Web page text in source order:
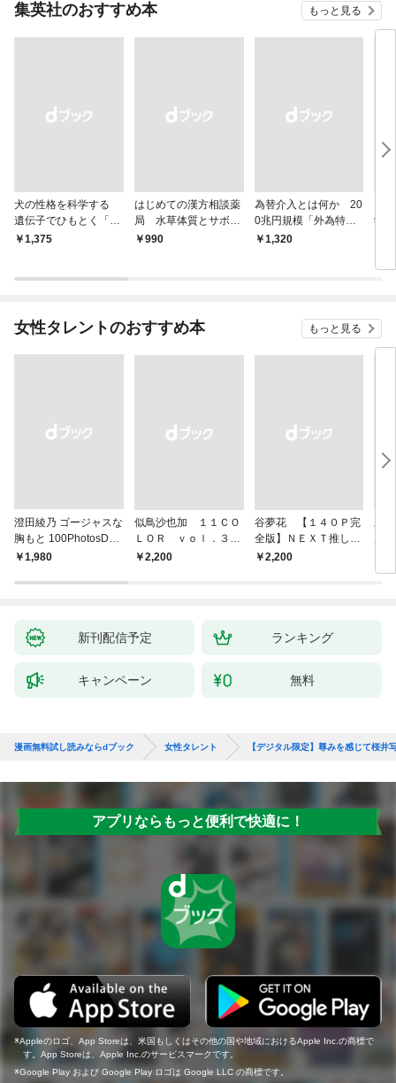
集英社のおすすめ本 もっと見る
犬の性格を科学する
遺伝子でひもとく「最
良の友」の進化
￥1,375
はじめての漢方相談薬
局 水草体質とサボテ
ン体質
￥990
為替介入とは何か 20
0兆円規模「外為特
会」が生まれた謎
￥1,320
学
女性タレントのおすすめ本 もっと見る
澄田綾乃 ゴージャスな
胸もと 100PhotosDX
[sabra net e-Book]
￥1,980
似鳥沙也加 １１ＣＯ
ＬＯＲ ｖｏｌ．３
ＦＲＩＤＡＹデジタル
￥2,200
谷夢花 【１４０Ｐ完
全版】ＮＥＸＴ推しガ
ール！ １～４ ヤン
￥2,200
上
新刊配信予定 ランキング
キャンペーン 無料
漫画無料試し読みならdブック 女性タレント 【デジタル限定】尊みを感じて桜井
アプリならもっと便利で快適に！
Appleのロゴ、App Storeは、米国もしくはその他の国や地域におけるApple Inc.の商標で
す。App Storeは、Apple Inc.のサービスマークです。
Google Play および Google Play ロゴは Google LLC の商標です。